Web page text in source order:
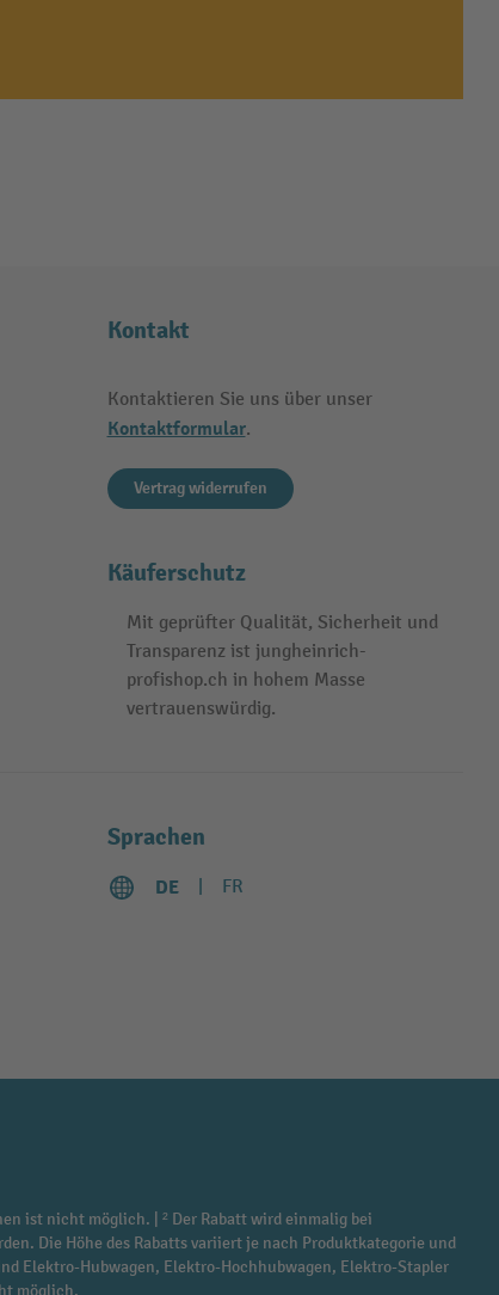
Kontakt
Kontaktieren Sie uns über unser
Kontaktformular.
Vertrag widerrufen
Käuferschutz
Mit geprüfter Qualität, Sicherheit und
Transparenz ist jungheinrich-
profishop.ch in hohem Masse
vertrauenswürdig.
Sprachen
DE FR
ist nicht möglich. | ² Der Rabatt wird einmalig bei
Die Höhe des Rabatts variiert je nach Produktkategorie und
Elektro-Hubwagen, Elektro-Hochhubwagen, Elektro-Stapler